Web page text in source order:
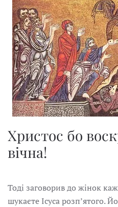
Христос бо
вічна!
Тоді заговорив до жінок
шукаєте Ісуса розпʼятого.